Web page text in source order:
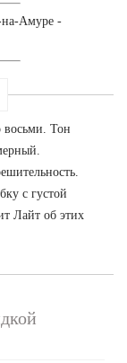
на-Амуре -
восьми. Тон
с густой
Лайт об этих